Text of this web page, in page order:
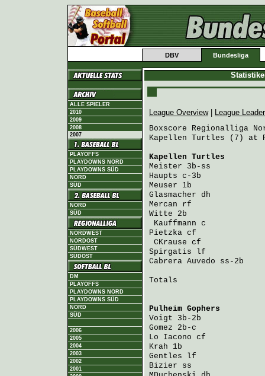
DBV Bundesliga
ALLE SPIELER
2010
2009
2008
2007
PLAYOFFS
PLAYDOWNS NORD
PLAYDOWNS SÜD
NORD
SÜD
NORD
SÜD
NORDWEST
NORDOST
SÜDWEST
SÜDOST
DM
PLAYOFFS
PLAYDOWNS NORD
PLAYDOWNS SÜD
NORD
SÜD
2006
2005
2004
2003
2002
2001
League Overview|
League
Boxscore Regionalliga
Kapellen Turtles (7) at
Kapellen Turtles
Meister 3b-ss
Haupts c-3b
Meuser 1b
Glasmacher dh
Mercan rf
Witte 2b
Kauffmann c
Pietzka cf
CKrause cf
Spirgatis lf
Cabrera Auvedo ss-2b
Totals
Pulheim Gophers
Voigt 3b-2b
Gomez 2b-c
Lo Iacono cf
Krah 1b
Gentles lf                4
Bizier ss